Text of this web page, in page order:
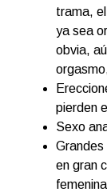
trama,
ya sea
obvia,
pierden
Sexo
Grandes
en gran